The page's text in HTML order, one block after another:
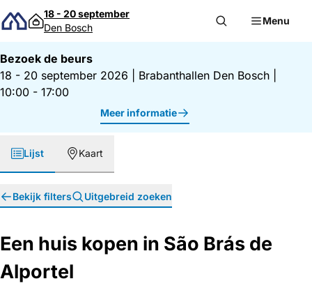
Direct naar inhoud
18 - 20 september
Den Bosch
Menu
Bezoek de beurs
18 - 20 september 2026
Brabanthallen Den Bosch
10:00 - 17:00
Meer informatie
Lijst Kaart
Bekijk filters Uitgebreid zoeken
Een huis kopen in São Brás de
Alportel